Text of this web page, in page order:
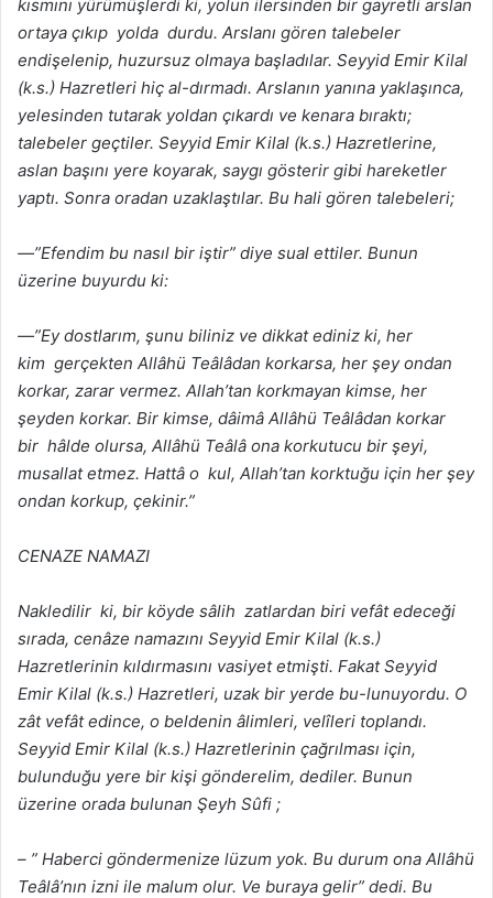
kısmını yürümüşlerdi ki, yolun ilersinden bir gayretli arslan
ortaya çıkıp yolda durdu. Arslanı gören talebeler
endişelenip, huzursuz olmaya başladılar. Seyyid Emir Kilal
(k.s.) Hazretleri hiç al-dırmadı. Arslanın yanına yaklaşınca,
yelesinden tutarak yoldan çıkardı ve kenara bıraktı;
talebeler geçtiler. Seyyid Emir Kilal (k.s.) Hazretlerine,
aslan başını yere koyarak, saygı gösterir gibi hareketler
yaptı. Sonra oradan uzaklaştılar. Bu hali gören talebeleri;
—”Efendim bu nasıl bir iştir” diye sual ettiler. Bunun
üzerine buyurdu ki:
—”Ey dostlarım, şunu biliniz ve dikkat ediniz ki, her
kim gerçekten Allâhü Teâlâdan korkarsa, her şey ondan
korkar, zarar vermez. Allah’tan korkmayan kimse, her
şeyden korkar. Bir kimse, dâimâ Allâhü Teâlâdan korkar
bir hâlde olursa, Allâhü Teâlâ ona korkutucu bir şeyi,
musallat etmez. Hattâ o kul, Allah’tan korktuğu için her şey
ondan korkup, çekinir.”
CENAZE NAMAZI
Nakledilir ki, bir köyde sâlih zatlardan biri vefât edeceği
sırada, cenâze namazını Seyyid Emir Kilal (k.s.)
Hazretlerinin kıldırmasını vasiyet etmişti. Fakat Seyyid
Emir Kilal (k.s.) Hazretleri, uzak bir yerde bu-lunuyordu. O
zât vefât edince, o beldenin âlimleri, velîleri toplandı.
Seyyid Emir Kilal (k.s.) Hazretlerinin çağrılması için,
bulunduğu yere bir kişi gönderelim, dediler. Bunun
üzerine orada bulunan Şeyh Sûfi ;
– ” Haberci göndermenize lüzum yok. Bu durum ona Allâhü
Teâlâ’nın izni ile malum olur. Ve buraya gelir” dedi. Bu